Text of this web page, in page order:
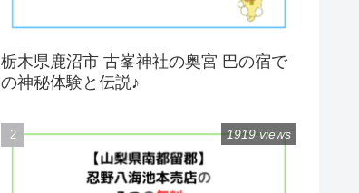
栃木県鹿沼市 古峯神社の奥宮 巴の宿で
の神秘体験と伝説♪
1919 views